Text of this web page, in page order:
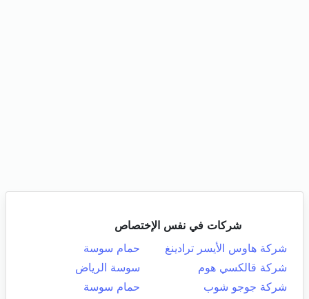
شركات في نفس الإختصاص
شركة هاوس الأيسر ترادينغ
حمام سوسة
شركة قالكسي هوم
سوسة الرياض
شركة جوجو شوب
حمام سوسة